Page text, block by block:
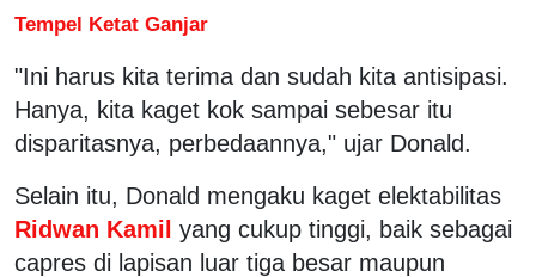
Tempel Ketat Ganjar
"Ini harus kita terima dan sudah kita antisipasi.
Hanya, kita kaget kok sampai sebesar itu
disparitasnya, perbedaannya," ujar Donald.
Selain itu, Donald mengaku kaget elektabilitas
Ridwan Kamil yang cukup tinggi, baik sebagai
capres di lapisan luar tiga besar maupun